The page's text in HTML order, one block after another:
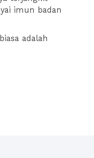
imun badan
adalah